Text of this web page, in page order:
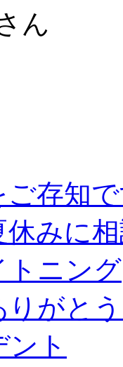
ん
ご存知
みに
トニング
りがと
ト